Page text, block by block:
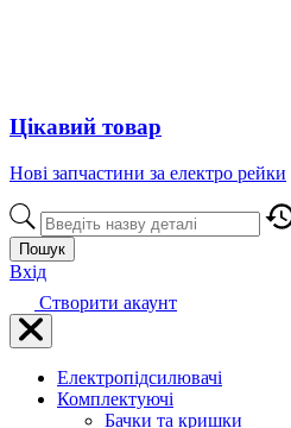
Цікавий товар
Нові запчастини за електро рейки
Пошук
Вхід
Створити акаунт
Електропідсилювачі
Комплектуючі
Бачки та кришки